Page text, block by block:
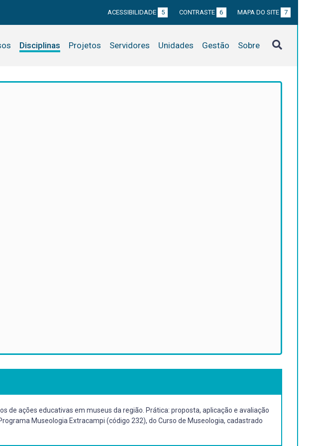
ACESSIBILIDADE 5 CONTRASTE 6 MAPA DO SITE 7
Disciplinas Projetos Servidores Unidades Gestão Sobre
ações educativas em museus da região. Prática: proposta, aplicação e avaliação
Museologia Extracampi (código 232), do Curso de Museologia, cadastrado